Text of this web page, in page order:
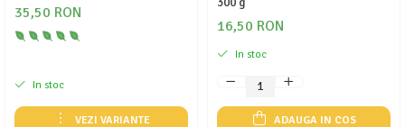
35,50 RON
In stoc
VEZI VARIANTE
16,50 RON
In stoc
ADAUGA IN COS